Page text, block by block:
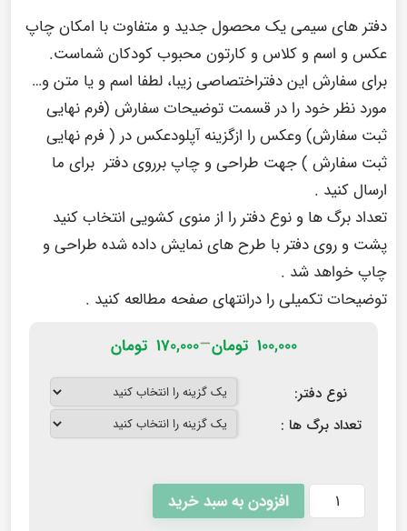
دفتر های سیمی یک محصول جدید و متفاوت با امکان چاپ
عکس و اسم و کلاس و کارتون محبوب کودکان شماست.
برای سفارش این دفتراختصاصی زیبا، لطفا اسم و یا متن و…
مورد نظر خود را در قسمت توضیحات سفارش (فرم نهایی
ثبت سفارش) وعکس را ازگزینه آپلودعکس در ( فرم نهایی
ثبت سفارش ) جهت طراحی و چاپ برروی دفتر برای ما
ارسال کنید .
تعداد برگ ها و نوع دفتر را از منوی کشویی انتخاب کنید
پشت و روی دفتر با طرح های نمایش داده شده طراحی و
چاپ خواهد شد .
توضیحات تکمیلیرا درانتهای صفحه مطالعه کنید .
۱۰۰,۰۰۰ تومان–۱۷۰,۰۰۰ تومان
نوع دفتر:
تعداد برگ ها :
افزودن به سبد خرید